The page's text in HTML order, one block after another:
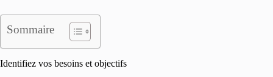
Sommaire
Identifiez vos besoins et objectifs